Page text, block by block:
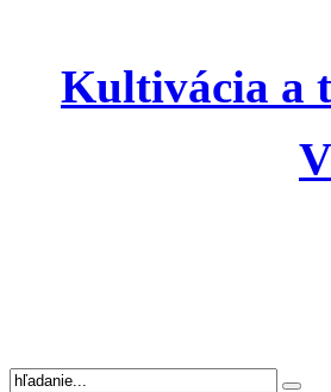
Kultivácia a